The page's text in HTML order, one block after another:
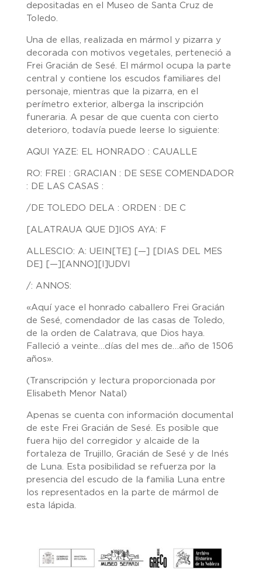
depositadas en el Museo de Santa Cruz de
Toledo.
Una de ellas, realizada en mármol y pizarra y
decorada con motivos vegetales, perteneció a
Frei Gracián de Sesé. El mármol ocupa la parte
central y contiene los escudos familiares del
personaje, mientras que la pizarra, en el
perímetro exterior, alberga la inscripción
funeraria. A pesar de que cuenta con cierto
deterioro, todavía puede leerse lo siguiente:
AQUI YAZE: EL HONRADO : CAUALLE
RO: FREI : GRACIAN : DE SESE COMENDADOR
: DE LAS CASAS :
/DE TOLEDO DELA : ORDEN : DE C
[ALATRAUA QUE D]IOS AYA: F
ALLESCIO: A: UEIN[TE] [—] [DIAS DEL MES
DE] [—][ANNO][I]UDVI
/: ANNOS:
«Aquí yace el honrado caballero Frei Gracián
de Sesé, comendador de las casas de Toledo,
de la orden de Calatrava, que Dios haya.
Falleció a veinte…días del mes de…año de 1506
años».
(Transcripción y lectura proporcionada por
Elisabeth Menor Natal)
Apenas se cuenta con información documental
de este Frei Gracián de Sesé. Es posible que
fuera hijo del corregidor y alcaide de la
fortaleza de Trujillo, Gracián de Sesé y de Inés
de Luna. Esta posibilidad se refuerza por la
presencia del escudo de la familia Luna entre
los representados en la parte de mármol de
esta lápida.